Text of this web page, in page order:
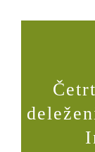
PROJEKTI
SOCIALNA
LOKALNA